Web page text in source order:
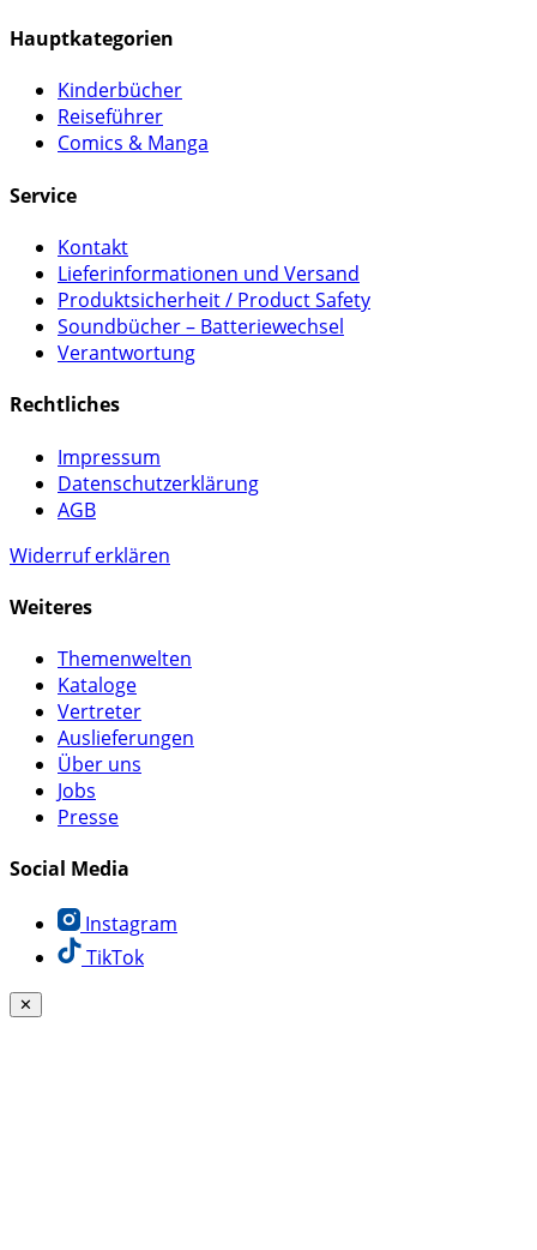
Hauptkategorien
Kinderbücher
Reiseführer
Comics & Manga
Service
Kontakt
Lieferinformationen und Versand
Produktsicherheit / Product Safety
Soundbücher – Batteriewechsel
Verantwortung
Rechtliches
Impressum
Datenschutzerklärung
AGB
Widerruf erklären
Weiteres
Themenwelten
Kataloge
Vertreter
Auslieferungen
Über uns
Jobs
Presse
Social Media
Instagram
TikTok
✕